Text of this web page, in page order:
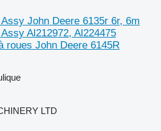
John Deere 6135r 6r, 6m
Al212972, Al224475
roues John Deere 6145R
LTD